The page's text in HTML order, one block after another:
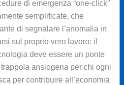
di emergenza “one-click”
semplificate, che
di segnalare l’anomalia in
sul proprio vero lavoro: il
deve essere un ponte
ansiogena per chi ogni
per contribuire all’economia